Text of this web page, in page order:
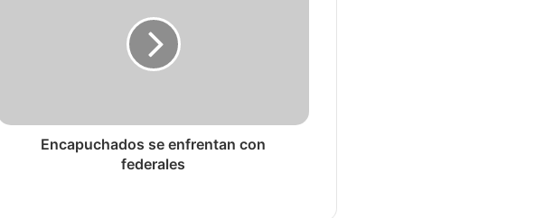
Encapuchados se enfrentan con
federales